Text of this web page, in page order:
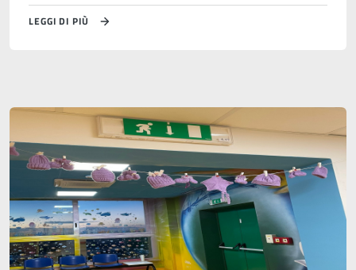
LEGGI DI PIÙ